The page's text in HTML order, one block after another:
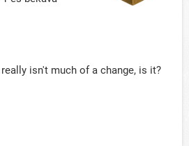
isn't much of a change, is it?